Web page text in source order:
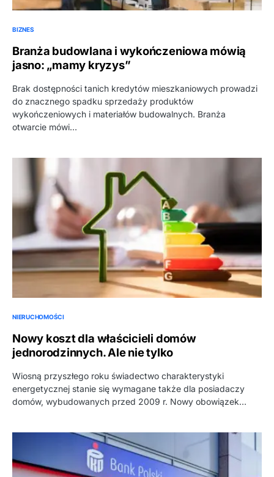
BIZNES
Branża budowlana i wykończeniowa mówią
jasno: „mamy kryzys”
Brak dostępności tanich kredytów mieszkaniowych prowadzi
do znacznego spadku sprzedaży produktów
wykończeniowych i materiałów budowalnych. Branża
otwarcie mówi…
NIERUCHOMOŚCI
Nowy koszt dla właścicieli domów
jednorodzinnych. Ale nie tylko
Wiosną przyszłego roku świadectwo charakterystyki
energetycznej stanie się wymagane także dla posiadaczy
domów, wybudowanych przed 2009 r. Nowy obowiązek…